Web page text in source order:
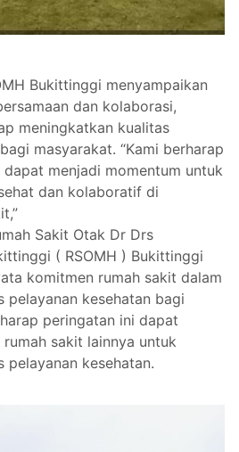
Bukittinggi menyampaikan
dan kolaborasi,
meningkatkan kualitas
masyarakat. “Kami berharap
menjadi momentum untuk
dan kolaboratif di
Sakit Otak Dr Drs
( RSOMH ) Bukittinggi
komitmen rumah sakit dalam
pelayanan kesehatan bagi
peringatan ini dapat
sakit lainnya untuk
pelayanan kesehatan.